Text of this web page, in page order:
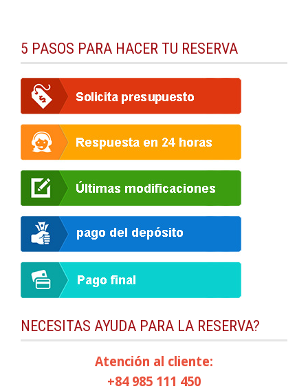
5 PASOS PARA HACER TU RESERVA
NECESITAS AYUDA PARA LA RESERVA?
Atención al cliente:
+84 985 111 450